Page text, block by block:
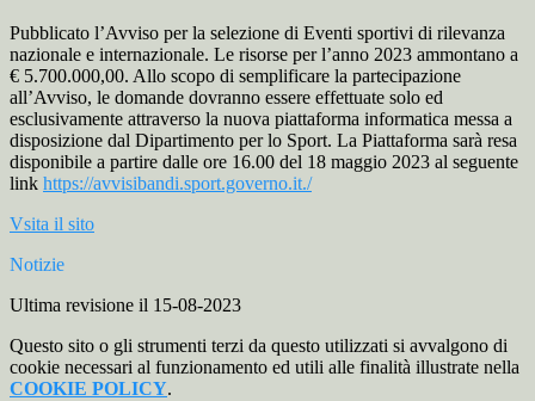
Pubblicato l’Avviso per la selezione di Eventi sportivi di rilevanza
nazionale e internazionale. Le risorse per l’anno 2023 ammontano a
€ 5.700.000,00. Allo scopo di semplificare la partecipazione
all’Avviso, le domande dovranno essere effettuate solo ed
esclusivamente attraverso la nuova piattaforma informatica messa a
disposizione dal Dipartimento per lo Sport. La Piattaforma sarà resa
disponibile a partire dalle ore 16.00 del 18 maggio 2023 al seguente
link https://avvisibandi.sport.governo.it./
Vsita il sito
Notizie
Ultima revisione il 15-08-2023
Questo sito o gli strumenti terzi da questo utilizzati si avvalgono di
cookie necessari al funzionamento ed utili alle finalità illustrate nella
COOKIE POLICY.